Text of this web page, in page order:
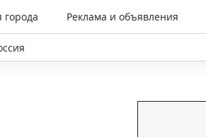
города Реклама и объявления